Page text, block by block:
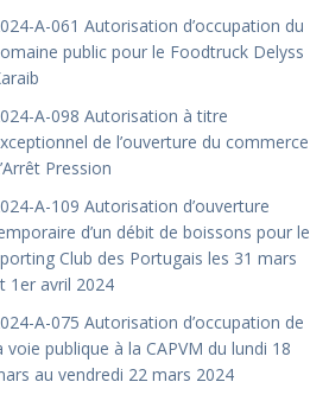
A-061 Autorisation d’occupation du
public pour le Foodtruck Delyss
A-098 Autorisation à titre
de l’ouverture du commerce
Pression
A-109 Autorisation d’ouverture
d’un débit de boissons pour le
Club des Portugais les 31 mars
1er avril 2024
A-075 Autorisation d’occupation de
voie publique à la CAPVM du lundi 18
au vendredi 22 mars 2024